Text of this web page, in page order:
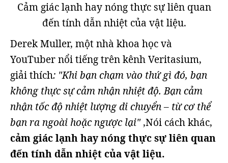
Cảm giác lạnh hay nóng thực sự liên quan
đến tính dẫn nhiệt của vật liệu.
Derek Muller, một nhà khoa học và
YouTuber nổi tiếng trên kênh Veritasium,
giải thích: "Khi bạn chạm vào thứ gì đó, bạn
không thực sự cảm nhận nhiệt độ. Bạn cảm
nhận tốc độ nhiệt lượng di chuyển – từ cơ thể
bạn ra ngoài hoặc ngược lại",Nói cách khác,
cảm giác lạnh hay nóng thực sự liên quan
đến tính dẫn nhiệt của vật liệu.